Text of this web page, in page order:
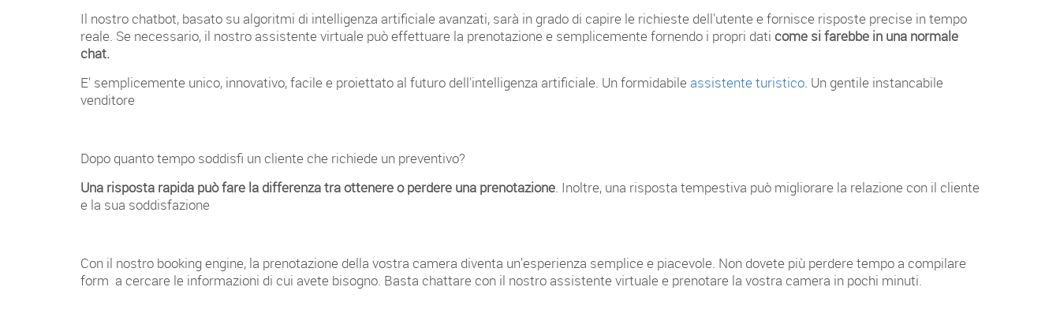
Il nostro chatbot, basato su algoritmi di intelligenza artificiale avanzati, sarà in grado di capire le richieste dell'utente e fornisce risposte precise in tempo
reale. Se necessario, il nostro assistente virtuale può effettuare la prenotazione e semplicemente fornendo i propri dati come si farebbe in una normale
chat.
E' semplicemente unico, innovativo, facile e proiettato al futuro dell'intelligenza artificiale. Un formidabile assistente turistico. Un gentile instancabile
venditore
Dopo quanto tempo soddisfi un cliente che richiede un preventivo?
Una risposta rapida può fare la differenza tra ottenere o perdere una prenotazione. Inoltre, una risposta tempestiva può migliorare la relazione con il cliente
e la sua soddisfazione
Con il nostro booking engine, la prenotazione della vostra camera diventa un'esperienza semplice e piacevole. Non dovete più perdere tempo a compilare
form a cercare le informazioni di cui avete bisogno. Basta chattare con il nostro assistente virtuale e prenotare la vostra camera in pochi minuti.